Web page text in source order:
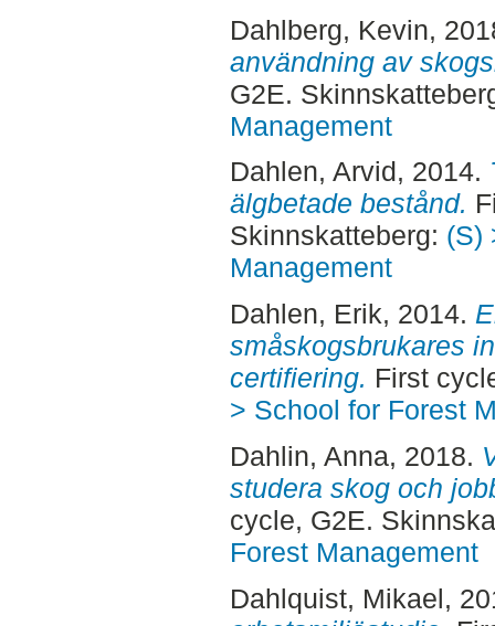
Dahlberg, Kevin,
användning av
G2E.
Management
Dahlen, Arvid, 2014.
älgbetade bestånd.
Skinnskatteberg: (S)
Management
Dahlen, Erik, 2014.
småskogsbrukares
certifiering. First
> School for Forest
Dahlin, Anna, 2018.
studera skog och
cycle, G2E.
Forest Management
Dahlquist, Mikael,